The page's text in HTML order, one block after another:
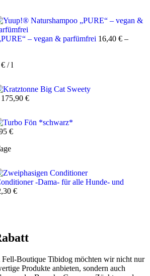
– vegan & parfümfrei 16,40 € –
€ /l
175,90 €
€
-Dama- für alle Hunde- und
€
Boutique Tibidog möchten wir nicht nur
Produkte anbieten, sondern auch